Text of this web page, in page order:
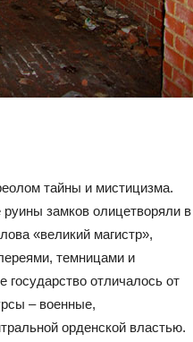
тайны и мистицизма.
замков олицетворяли в
«великий магистр»,
темницами и
отличалось от
– военные,
орденской властью.